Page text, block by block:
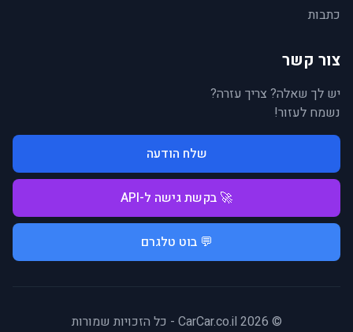
כתבות
צור קשר
יש לך שאלה? צריך עזרה?
נשמח לעזור!
שלח הודעה
🚀 בקשת גישה ל-API
💬 בוט טלגרם
© 2026 CarCar.co.il - כל הזכויות שמורות